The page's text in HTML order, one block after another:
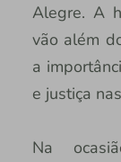
Alegre. A
vão além
a
e justiça
Na